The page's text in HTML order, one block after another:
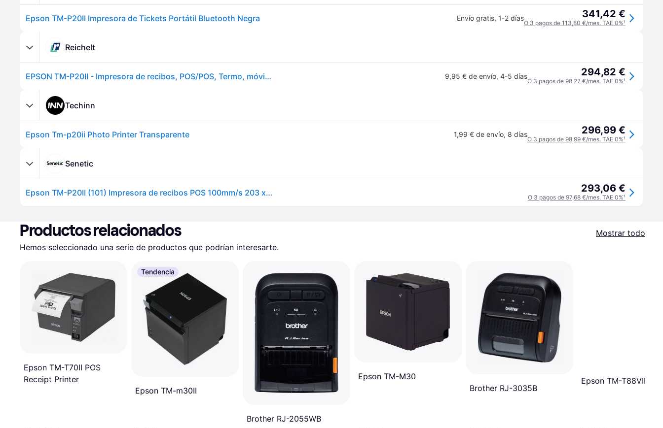
Epson TM-P20II Impresora de Tickets Portátil Bluetooth Negra Envío gratis, 1-2 días 341,42 €
O 3 pagos de 113,80 €/mes. TAE 0%¹
Reichelt
EPSON TM-P20II - Impresora de recibos, POS/POS, Termo, móvil, USB/Bluetoot 9,95 € de envío, 4-5 días 294,82 €
O 3 pagos de 98,27 €/mes. TAE 0%¹
Techinn
Epson Tm-p20ii Photo Printer Transparente 1,99 € de envío, 8 días 296,99 €
O 3 pagos de 98,99 €/mes. TAE 0%¹
Senetic
Epson TM-P20II (101) Impresora de recibos POS 100mm/s 203 x C31CJ99101 293,06 €
O 3 pagos de 97,68 €/mes. TAE 0%¹
Productos relacionados
Mostrar todo
Hemos seleccionado una serie de productos que podrían interesarte.
Epson TM-T70II POS
Receipt Printer
Tendencia
Epson TM-m30II
Brother RJ-2055WB
Epson TM-M30
Brother RJ-3035B
Epson TM-T88VII